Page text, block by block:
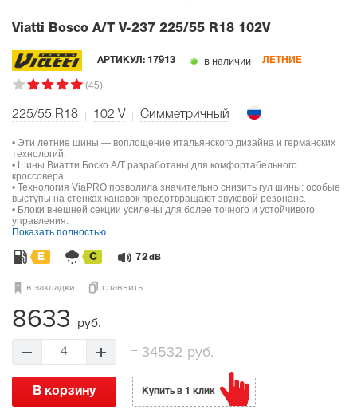
Viatti Bosco A/T V-237 225/55 R18 102V
АРТИКУЛ: 17913 в наличии ЛЕТНИЕ
(45)
225/55 R18 102 V Симметричный
• Эти летние шины — воплощение итальянского дизайна и германских
технологий.
• Шины Виатти Боско А/Т разработаны для комфортабельного
кроссовера.
• Технология ViaPRO позволила значительно снизить гул шины: особые
выступы на стенках канавок предотвращают звуковой резонанс.
• Блоки внешней секции усилены для более точного и устойчивого
управления.
Показать полностью
E C 72 dB
в закладки сравнить
8633 руб.
4 =34532 руб.
В корзину Купить в 1 клик